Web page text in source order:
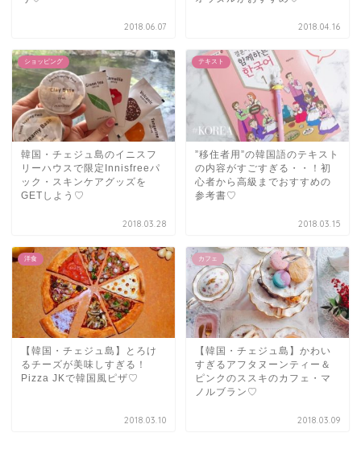
2018.06.07 2018.04.16
ショッピング
韓国・チェジュ島のイニスフ
リーハウスで限定Innisfreeパ
ック・スキンケアグッズを
GETしよう♡
2018.03.28
テキスト
”移住者用”の韓国語のテキスト
の内容がすごすぎる・・！初
心者から高級までおすすめの
参考書♡
2018.03.15
洋食
【韓国・チェジュ島】とろけ
るチーズが美味しすぎる！
Pizza JKで韓国風ピザ♡
2018.03.10
カフェ
【韓国・チェジュ島】かわい
すぎるアフタヌーンティー＆
ピンクのススキのカフェ・マ
ノルブラン♡
2018.03.09